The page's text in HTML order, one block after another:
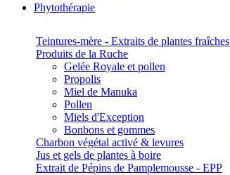
Phytothérapie
Teintures-mère - Extraits de plantes fraîches
Produits de la Ruche
Gelée Royale et pollen
Propolis
Miel de Manuka
Pollen
Miels d'Exception
Bonbons et gommes
Charbon végétal activé & levures
Jus et gels de plantes à boire
Extrait de Pépins de Pamplemousse - EPP